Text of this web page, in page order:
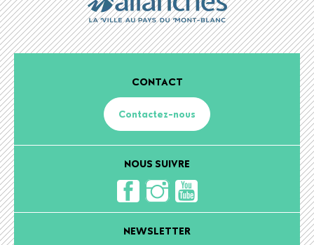
CONTACT
Contactez-nous
NOUS SUIVRE
NEWSLETTER